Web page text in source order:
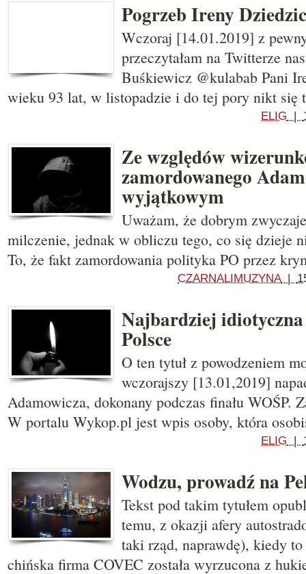
Pogrzeb Ireny Dziedzic
Wczoraj [14.01.2019] z
przeczytałam na Twitterze
Buśkiewicz‏ @kulabab Pani Irena Dziedzic zmarła w
wieku 93 lat, w listopadzie i do tej pory nikt
ELIG |
Ze względów
zamordowanego
wyjątkowym
Uważam, że dobrym
milczenie, jednak w obliczu tego, co się dzieje
To, że fakt zamordowania polityka PO przez
CZARNALIMUZYNA|
Najbardziej
Polsce
O ten tytuł z powodzeniem
wczorajszy [13.01,2019]
Adamowicza, dokonany podczas finału WOŚP.
W portalu Wykop.pl jest wpis osoby, która
ELIG |
Wodzu, prowadź na
Tekst pod takim tytułem
temu, z okazji afery
taki rząd, naprawdę), kiedy to
chińska firma COVEC została wyrzucona z